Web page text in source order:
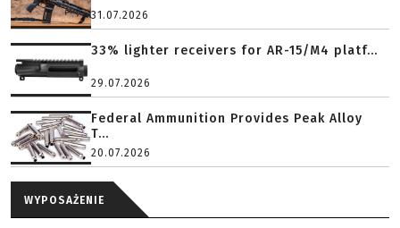
31.07.2026
33% lighter receivers for AR-15/M4 platf...
29.07.2026
Federal Ammunition Provides Peak Alloy
T...
20.07.2026
WYPOSAŻENIE